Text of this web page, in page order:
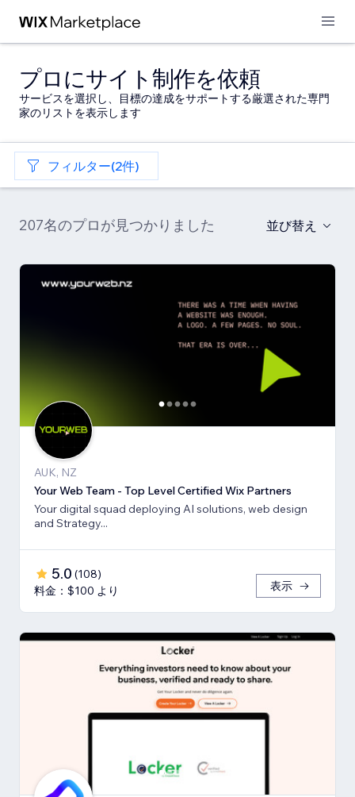
プロにサイト制作を依頼
サービスを選択し、目標の達成をサポートする厳選された専門
家のリストを表示します
フィルター(2件)
207名のプロが見つかりました 並び替え
AUK, NZ
Your Web Team - Top Level Certified Wix Partners
Your digital squad deploying AI solutions, web design
and Strategy...
5.0 (108)
料金：$100 より
表示